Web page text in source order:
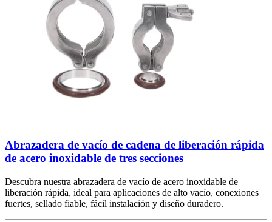
Abrazadera de vacío de cadena de liberación rápida
de acero inoxidable de tres secciones
Descubra nuestra abrazadera de vacío de acero inoxidable de
liberación rápida, ideal para aplicaciones de alto vacío, conexiones
fuertes, sellado fiable, fácil instalación y diseño duradero.